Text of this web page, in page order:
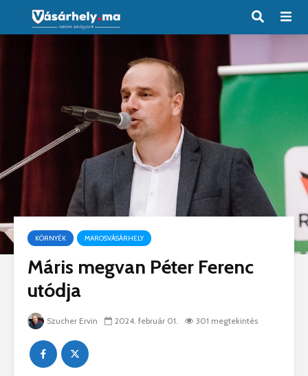
KÖRNYÉK MAROSVÁSÁRHELY
Máris megvan Péter Ferenc
utódja
Szucher Ervin 2024. február 01. 301 megtekintés